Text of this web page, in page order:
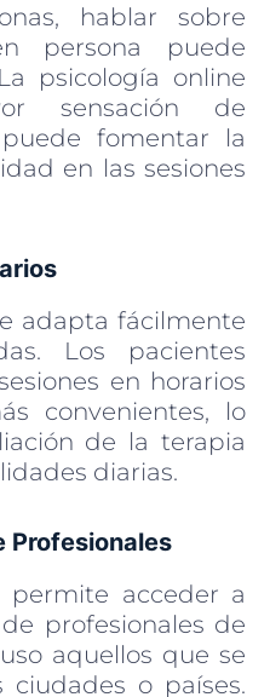
hablar sobre
persona puede
psicología online
sensación de
fomentar la
en las sesiones
adapta fácilmente
Los pacientes
en horarios
convenientes, lo
de la terapia
diarias.
Profesionales
permite acceder a
profesionales de
aquellos que se
ciudades o países.